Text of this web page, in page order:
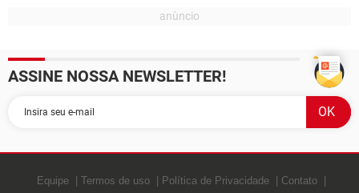
ASSINE NOSSA NEWSLETTER!
Equipe Termos de uso Política de Privacidade Contato